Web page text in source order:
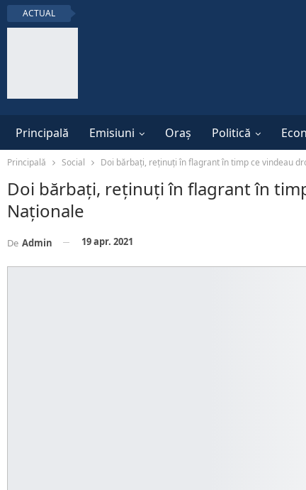
ACTUAL
Principală Emisiuni Oraș Politică
Principală Social Doi bărbați, reținuți în flagrant în timp ce vindeau
Doi bărbați, reținuți în flagrant în
Naționale
De Admin 19 apr. 2021